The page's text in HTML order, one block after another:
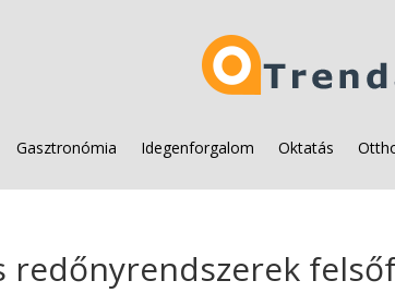
Gasztronómia Idegenforgalom Oktatás
redőnyrendszerek